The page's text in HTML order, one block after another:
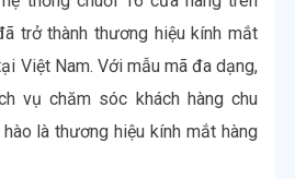
trở thành thương hiệu kính mắt
Việt Nam. Với mẫu mã đa dạng,
vụ chăm sóc khách hàng chu
là thương hiệu kính mắt hàng